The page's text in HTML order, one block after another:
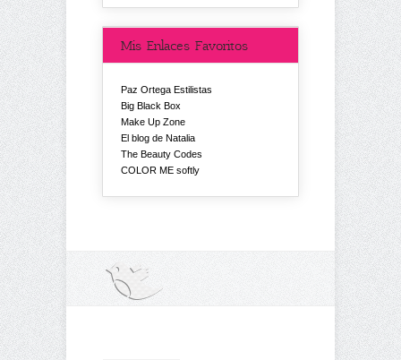
Mis Enlaces Favoritos
Paz Ortega Estilistas
Big Black Box
Make Up Zone
El blog de Natalia
The Beauty Codes
COLOR ME softly